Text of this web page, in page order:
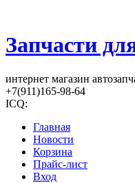
Запчасти
интернет магазин
+7(911)165-98-64
ICQ:
Главная
Новости
Корзина
Прайс-лист
Вход